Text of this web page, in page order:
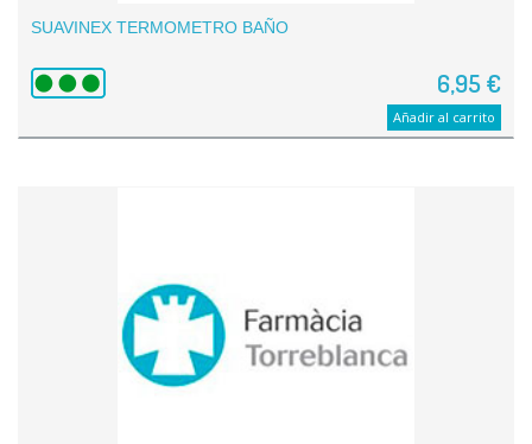
SUAVINEX TERMOMETRO BAÑO
6,95 €
Añadir al carrito